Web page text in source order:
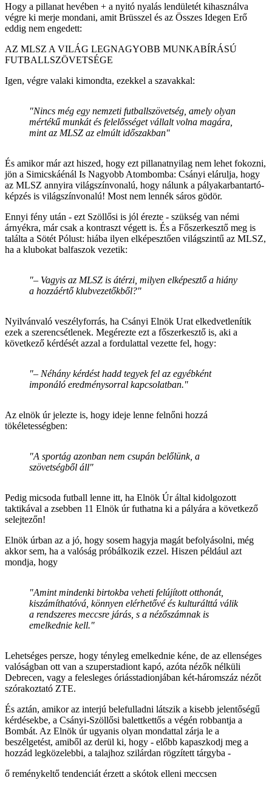
Hogy a pillanat hevében + a nyitó nyalás lendületét kihasználva
végre ki merje mondani, amit Brüsszel és az Összes Idegen Erő
eddig nem engedett:
AZ MLSZ A VILÁG LEGNAGYOBB MUNKABÍRÁSÚ
FUTBALLSZÖVETSÉGE
Igen, végre valaki kimondta, ezekkel a szavakkal:
"Nincs még egy nemzeti futballszövetség, amely olyan
mértékű munkát és felelősséget vállalt volna magára,
mint az MLSZ az elmúlt időszakban"
És amikor már azt hiszed, hogy ezt pillanatnyilag nem lehet fokozni,
jön a Simicskáénál Is Nagyobb Atombomba: Csányi elárulja, hogy
az MLSZ annyira világszínvonalú, hogy nálunk a pályakarbantartó-
képzés is világszínvonalú! Most nem lennék sáros gödör.
Ennyi fény után - ezt Szöllősi is jól érezte - szükség van némi
árnyékra, már csak a kontraszt végett is. És a Főszerkesztő meg is
találta a Sötét Pólust: hiába ilyen elképesztően világszintű az MLSZ,
ha a klubokat balfaszok vezetik:
"– Vagyis az MLSZ is átérzi, milyen elképesztő a hiány
a hozzáértő klubvezetőkből?"
Nyilvánvaló veszélyforrás, ha Csányi Elnök Urat elkedvetlenítik
ezek a szerencsétlenek. Megérezte ezt a főszerkesztő is, aki a
következő kérdését azzal a fordulattal vezette fel, hogy:
"– Néhány kérdést hadd tegyek fel az egyébként
imponáló eredménysorral kapcsolatban."
Az elnök úr jelezte is, hogy ideje lenne felnőni hozzá
tökéletességben:
"A sportág azonban nem csupán belőlünk, a
szövetségből áll"
Pedig micsoda futball lenne itt, ha Elnök Úr által kidolgozott
taktikával a zsebben 11 Elnök úr futhatna ki a pályára a következő
selejtezőn!
Elnök úrban az a jó, hogy sosem hagyja magát befolyásolni, még
akkor sem, ha a valóság próbálkozik ezzel. Hiszen például azt
mondja, hogy
"Amint mindenki birtokba veheti felújított otthonát,
kiszámíthatóvá, könnyen elérhetővé és kulturálttá válik
a rendszeres meccsre járás, s a nézőszámnak is
emelkednie kell."
Lehetséges persze, hogy tényleg emelkednie kéne, de az ellenséges
valóságban ott van a szuperstadiont kapó, azóta nézők nélküli
Debrecen, vagy a felesleges óriásstadionjában két-háromszáz nézőt
szórakoztató ZTE.
És aztán, amikor az interjú belefulladni látszik a kisebb jelentőségű
kérdésekbe, a Csányi-Szöllősi balettkettős a végén robbantja a
Bombát. Az Elnök úr ugyanis olyan mondattal zárja le a
beszélgetést, amiből az derül ki, hogy - előbb kapaszkodj meg a
hozzád legközelebbi, a talajhoz szilárdan rögzített tárgyba -
ő reménykeltő tendenciát érzett a skótok elleni meccsen